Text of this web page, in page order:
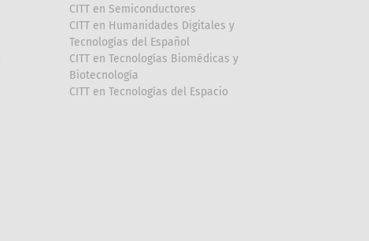
CITT en Semiconductores
CITT en Humanidades Digitales y
Tecnologías del Español
CITT en Tecnologías Biomédicas y
Biotecnología
CITT en Tecnologías del Espacio